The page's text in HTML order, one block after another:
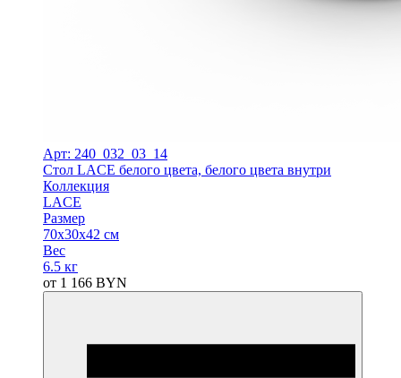
Арт: 240_032_03_14
Стол LACE белого цвета, белого цвета внутри
Коллекция
LACE
Размер
70х30х42 см
Вес
6.5 кг
от 1 166 BYN